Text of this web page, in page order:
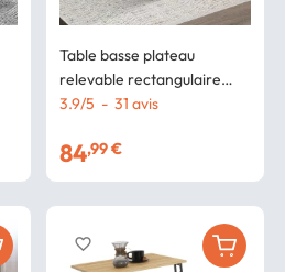
Table basse plateau
relevable rectangulaire
AUSTRIA bois pied épingle
3.9/5 - 31 avis
84,99 €
favorite_border